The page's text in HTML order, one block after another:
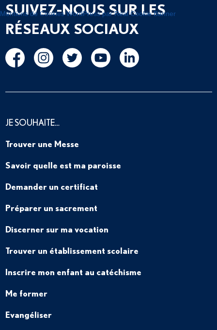
SUIVEZ-NOUS SUR LES
RÉSEAUX SOCIAUX
JE SOUHAITE…
Trouver une Messe
Savoir quelle est ma paroisse
Demander un certificat
Préparer un sacrement
Discerner sur ma vocation
Trouver un établissement scolaire
Inscrire mon enfant au catéchisme
Me former
Evangéliser
Mentions de Cookies WordPress par Real Cookie Banner